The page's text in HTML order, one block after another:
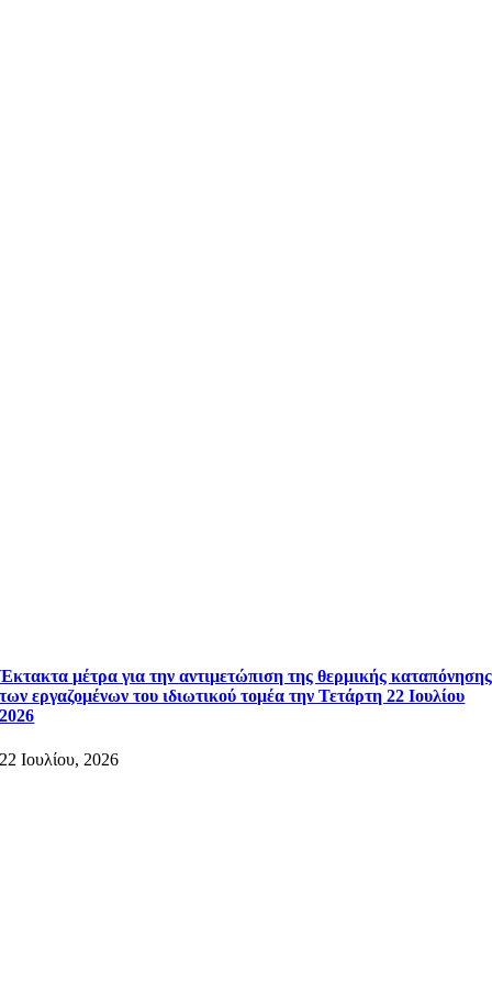
Έκτακτα μέτρα για την αντιμετώπιση της θερμικής καταπόνησης
των εργαζομένων του ιδιωτικού τομέα την Τετάρτη 22 Ιουλίου
2026
22 Ιουλίου, 2026